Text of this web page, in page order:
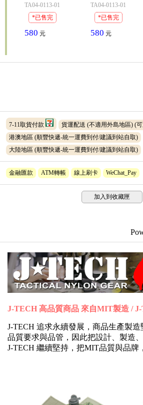
TA04-0113-01
*已售完
580 元
TA04-0113-01
*已售完
580 元
7-11取貨付款 貨運配送 (不適用外島地區) (
港澳地區 (順豐快遞-統一運費到付/建議到站自取)
大陸地區 (順豐快遞-統一運費到付/建議到站自取)
金融匯款 ATM轉帳 線上刷卡 WeChat_Pay
加入到收藏匣
J-TECH 高品質商品 來自MIT製造 /
J-TECH 追求永續發展，商品生產製
品質要求與品管，因此把設計、製造
J-TECH 繼續堅持，把MIT品質與品